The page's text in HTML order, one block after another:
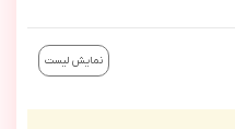
نمایش لیست